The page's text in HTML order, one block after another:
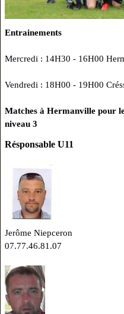
Entrainements
Mercredi : 14H30 - 16H00
Vendredi : 18H00 - 19H00
Matches à Hermanville pour
niveau 3
Résponsable U11
Jerôme Niepceron
07.77.46.81.07